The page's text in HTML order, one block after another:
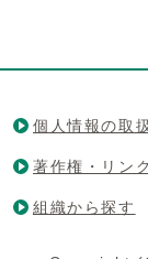
個人情報の取
著作権・リン
組織から探す